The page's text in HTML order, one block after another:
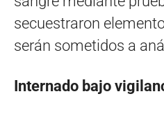
secuestraron
serán sometidos a
Internado bajo